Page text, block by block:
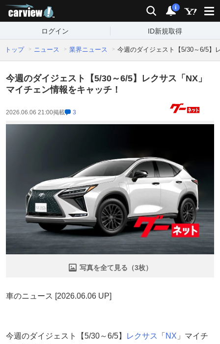
検索 通知
i
ログイン ID新規取得
トップ ニュース 業界ニュース 今週のダイジェスト【5/30～6/5】
今週のダイジェスト【5/30～6/5】レクサス「NX」
マイチェン情報をキャッチ！
2026.06.06 21:00掲載 3
写真を全て見る（3枚）
車のニュース [2026.06.06 UP]
今週のダイジェスト【5/30～6/5】 レクサス 「 NX 」マイチ